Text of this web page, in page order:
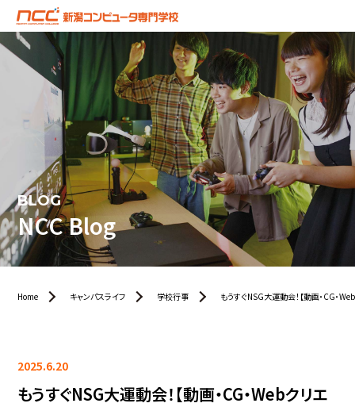
BLOG
NCC Blog
Home キャンパスライフ 学校行事 もうすぐNSG大運動会！【動画・CG・
2025.6.20
もうすぐNSG大運動会！【動画・CG・Webクリエ